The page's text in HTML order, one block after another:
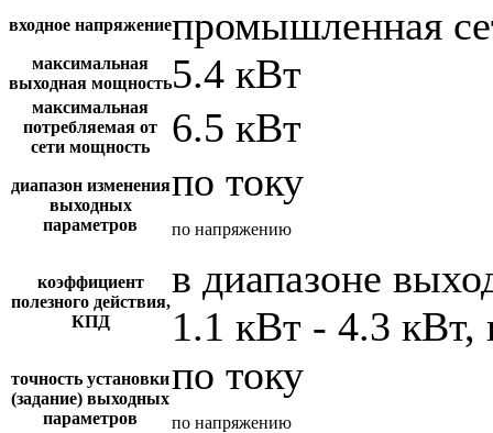
входное напряжениепромышленная
максимальная
выходная мощность5.4 кВт
максимальная
потребляемая от
сети мощность
6.5 кВт
диапазон изменения
выходных
параметров
по току
по напряжению
коэффициент
полезного действия,
КПД
в диапазоне
1.1 кВт - 4.3 кВт,
точность установки
(задание) выходных
параметров
по току
по напряжению